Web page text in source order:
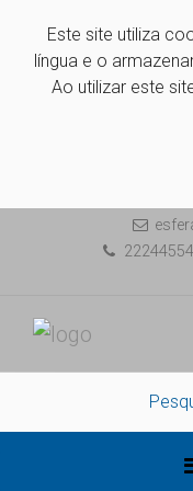
Este site utiliza
língua e o
Ao utilizar este